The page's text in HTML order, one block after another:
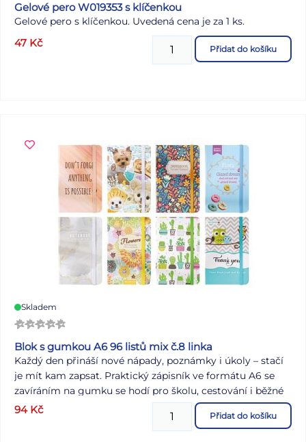
Gelové pero W019353 s klíčenkou
Gelové pero s klíčenkou. Uvedená cena je za 1 ks.
47 Kč Přidat do košíku
Skladem
Blok s gumkou A6 96 listů mix č.8 linka
Každý den přináší nové nápady, poznámky i úkoly – stačí
je mít kam zapsat. Praktický zápisník ve formátu A6 se
zavíráním na gumku se hodí pro školu, cestování i běžné
denní používání. Je linkovaný a opatřený gumičkou na
zavírání, která udrží vše bezpečně na svém místě i při
94 Kč Přidat do košíku